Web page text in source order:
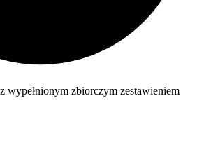
wypełnionym zbiorczym zestawieniem